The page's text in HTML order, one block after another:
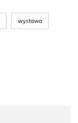
wystawa